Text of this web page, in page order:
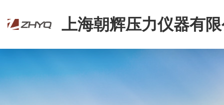
上海朝辉压力仪器有